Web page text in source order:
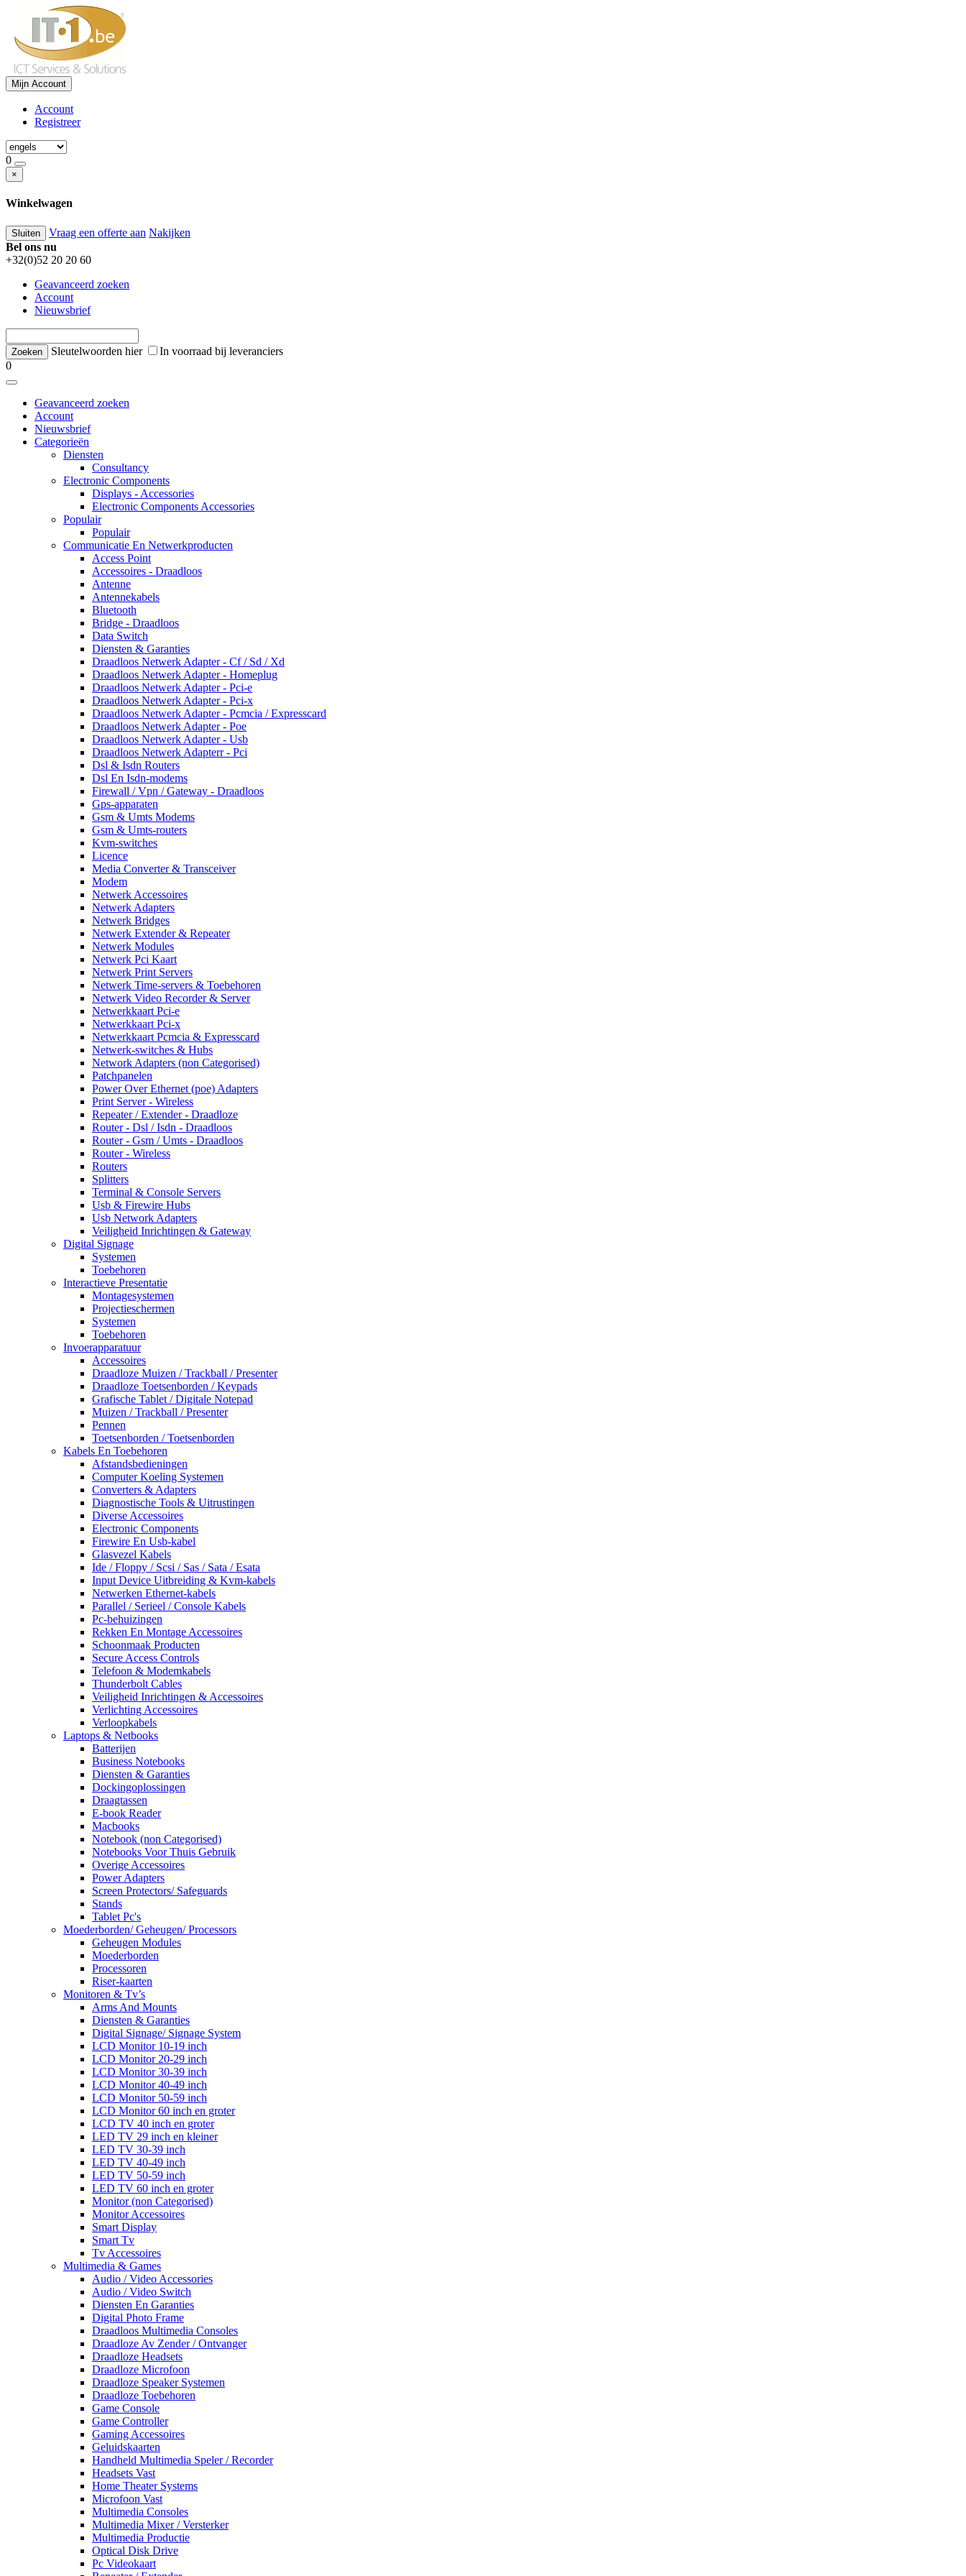
Mijn Account
Account
Registreer
0
×
Winkelwagen
Sluiten Vraag een offerte aan Nakijken
Bel ons nu
+32(0)52 20 20 60
Geavanceerd zoeken
Account
Nieuwsbrief
Sleutelwoorden hier
In voorraad bij leveranciers
0
Geavanceerd zoeken
Account
Nieuwsbrief
Categorieën
Diensten
Consultancy
Electronic Components
Displays - Accessories
Electronic Components Accessories
Populair
Populair
Communicatie En Netwerkproducten
Access Point
Accessoires - Draadloos
Antenne
Antennekabels
Bluetooth
Bridge - Draadloos
Data Switch
Diensten & Garanties
Draadloos Netwerk Adapter - Cf / Sd / Xd
Draadloos Netwerk Adapter - Homeplug
Draadloos Netwerk Adapter - Pci-e
Draadloos Netwerk Adapter - Pci-x
Draadloos Netwerk Adapter - Pcmcia / Expresscard
Draadloos Netwerk Adapter - Poe
Draadloos Netwerk Adapter - Usb
Draadloos Netwerk Adapterr - Pci
Dsl & Isdn Routers
Dsl En Isdn-modems
Firewall / Vpn / Gateway - Draadloos
Gps-apparaten
Gsm & Umts Modems
Gsm & Umts-routers
Kvm-switches
Licence
Media Converter & Transceiver
Modem
Netwerk Accessoires
Netwerk Adapters
Netwerk Bridges
Netwerk Extender & Repeater
Netwerk Modules
Netwerk Pci Kaart
Netwerk Print Servers
Netwerk Time-servers & Toebehoren
Netwerk Video Recorder & Server
Netwerkkaart Pci-e
Netwerkkaart Pci-x
Netwerkkaart Pcmcia & Expresscard
Netwerk-switches & Hubs
Network Adapters (non Categorised)
Patchpanelen
Power Over Ethernet (poe) Adapters
Print Server - Wireless
Repeater / Extender - Draadloze
Router - Dsl / Isdn - Draadloos
Router - Gsm / Umts - Draadloos
Router - Wireless
Routers
Splitters
Terminal & Console Servers
Usb & Firewire Hubs
Usb Network Adapters
Veiligheid Inrichtingen & Gateway
Digital Signage
Systemen
Toebehoren
Interactieve Presentatie
Montagesystemen
Projectieschermen
Systemen
Toebehoren
Invoerapparatuur
Accessoires
Draadloze Muizen / Trackball / Presenter
Draadloze Toetsenborden / Keypads
Grafische Tablet / Digitale Notepad
Muizen / Trackball / Presenter
Pennen
Toetsenborden / Toetsenborden
Kabels En Toebehoren
Afstandsbedieningen
Computer Koeling Systemen
Converters & Adapters
Diagnostische Tools & Uitrustingen
Diverse Accessoires
Electronic Components
Firewire En Usb-kabel
Glasvezel Kabels
Ide / Floppy / Scsi / Sas / Sata / Esata
Input Device Uitbreiding & Kvm-kabels
Netwerken Ethernet-kabels
Parallel / Serieel / Console Kabels
Pc-behuizingen
Rekken En Montage Accessoires
Schoonmaak Producten
Secure Access Controls
Telefoon & Modemkabels
Thunderbolt Cables
Veiligheid Inrichtingen & Accessoires
Verlichting Accessoires
Verloopkabels
Laptops & Netbooks
Batterijen
Business Notebooks
Diensten & Garanties
Dockingoplossingen
Draagtassen
E-book Reader
Macbooks
Notebook (non Categorised)
Notebooks Voor Thuis Gebruik
Overige Accessoires
Power Adapters
Screen Protectors/ Safeguards
Stands
Tablet Pc's
Moederborden/ Geheugen/ Processors
Geheugen Modules
Moederborden
Processoren
Riser-kaarten
Monitoren & Tv’s
Arms And Mounts
Diensten & Garanties
Digital Signage/ Signage System
LCD Monitor 10-19 inch
LCD Monitor 20-29 inch
LCD Monitor 30-39 inch
LCD Monitor 40-49 inch
LCD Monitor 50-59 inch
LCD Monitor 60 inch en groter
LCD TV 40 inch en groter
LED TV 29 inch en kleiner
LED TV 30-39 inch
LED TV 40-49 inch
LED TV 50-59 inch
LED TV 60 inch en groter
Monitor (non Categorised)
Monitor Accessoires
Smart Display
Smart Tv
Tv Accessoires
Multimedia & Games
Audio / Video Accessories
Audio / Video Switch
Diensten En Garanties
Digital Photo Frame
Draadloos Multimedia Consoles
Draadloze Av Zender / Ontvanger
Draadloze Headsets
Draadloze Microfoon
Draadloze Speaker Systemen
Draadloze Toebehoren
Game Console
Game Controller
Gaming Accessoires
Geluidskaarten
Handheld Multimedia Speler / Recorder
Headsets Vast
Home Theater Systems
Microfoon Vast
Multimedia Consoles
Multimedia Mixer / Versterker
Multimedia Productie
Optical Disk Drive
Pc Videokaart